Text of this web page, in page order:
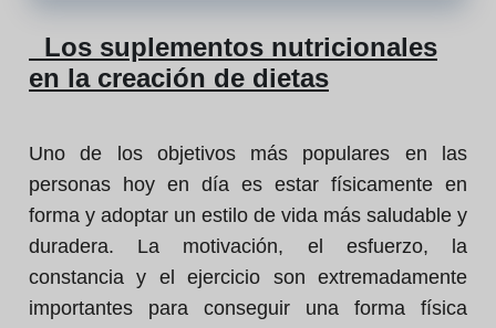
Los suplementos nutricionales
en la creación de dietas
Uno de los objetivos más populares en las
personas hoy en día es estar físicamente en
forma y adoptar un estilo de vida más saludable y
duradera. La motivación, el esfuerzo, la
constancia y el ejercicio son extremadamente
importantes para conseguir una forma física